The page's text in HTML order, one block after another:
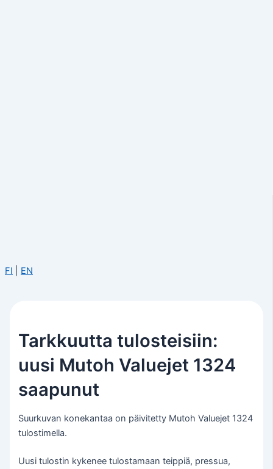
FI EN
Tarkkuutta tulosteisiin:
uusi Mutoh Valuejet 1324
saapunut
Suurkuvan konekantaa on päivitetty Mutoh Valuejet 1324
tulostimella.
Uusi tulostin kykenee tulostamaan teippiä, pressua,